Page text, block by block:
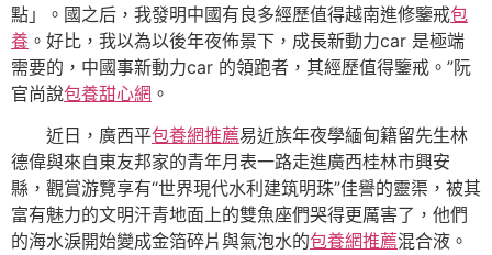
點」。國之后，我發明中國有良多經歷值得越南進修鑒戒包
養 。好比，我以為以後年夜佈景下，成長新動力car 是極端
需要的，中國事新動力car 的領跑者，其經歷值得鑒戒。”阮
官尚說包養甜心網 。
近日，廣西平包養網推薦易近族年夜學緬甸籍留先生林
德偉與來自東友邦家的青年月表一路走進廣西桂林市興安
縣，觀賞游覽享有“世界現代水利建筑明珠”佳譽的靈渠，被其
富有魅力的文明汗青地面上的雙魚座們哭得更厲害了，他們
的海水淚開始變成金箔碎片與氣泡水的包養網推薦混合液。